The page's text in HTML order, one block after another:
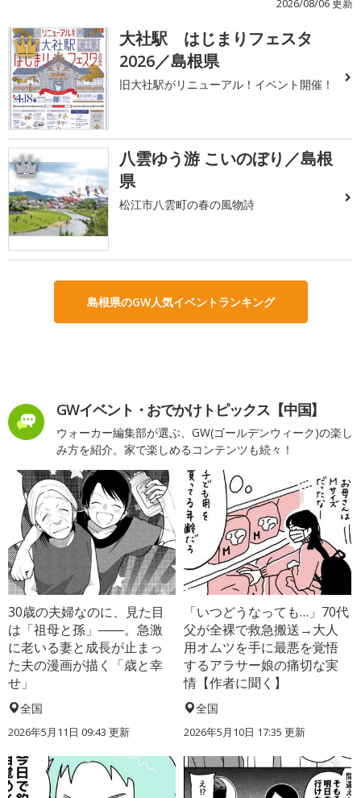
2026/08/06 更新
1
大社駅 はじまりフェスタ
2026／島根県
旧大社駅がリニューアル！イベント開催！
2
八雲ゆう游 こいのぼり／島根
県
松江市八雲町の春の風物詩
島根県のGW人気イベントランキング
GWイベント・おでかけトピックス【中国】
ウォーカー編集部が選ぶ、GW(ゴールデンウィーク)の楽し
み方を紹介。家で楽しめるコンテンツも続々！
30歳の夫婦なのに、見た目
は「祖母と孫」――。急激
に老いる妻と成長が止まっ
た夫の漫画が描く「歳と幸
せ」
全国
2026年5月11日 09:43 更新
「いつどうなっても…」70代
父が全裸で救急搬送→大人
用オムツを手に最悪を覚悟
するアラサー娘の痛切な実
情【作者に聞く】
全国
2026年5月10日 17:35 更新